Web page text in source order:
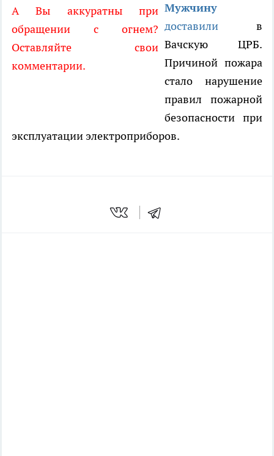
А Вы аккуратны при
обращении с огнем?
Оставляйте свои
комментарии.
Мужчину
доставили в
Вачскую ЦРБ.
Причиной пожара
стало нарушение
правил пожарной
безопасности при
эксплуатации электроприборов.